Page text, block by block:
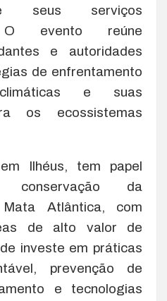
e seus serviços
O evento reúne
e autoridades
de enfrentamento
e suas
os ecossistemas
Ilhéus, tem papel
conservação da
Atlântica, com
de alto valor de
investe em práticas
prevenção de
e tecnologias